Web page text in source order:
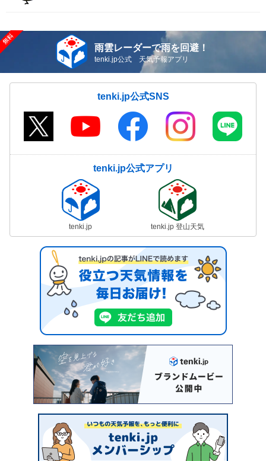
雨雲レーダーで雨を回避！
tenki.jp公式 天気予報アプリ
tenki.jp公式SNS
tenki.jp公式アプリ
tenki.jp tenki.jp 登山天気